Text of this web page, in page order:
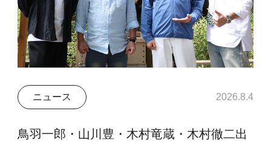
ニュース 2026.8.4
鳥羽一郎・山川豊・木村竜蔵・木村徹二出